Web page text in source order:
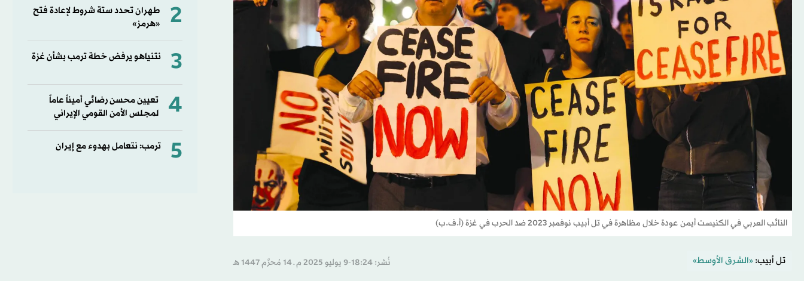
النائب العربي في الكنيست أيمن عودة خلال مظاهرة في تل أبيب نوفمبر 2023 ضد الحرب في غزة (أ.ف.ب)
تل أبيب: «الشرق الأوسط» نُشر: 18:24-9 يوليو 2025 م ـ 14 مُحرَّم 1447 هـ
2
طهران تحدد ستة شروط لإعادة فتح
«هرمز»
3 نتنياهو يرفض خطة ترمب بشأن غزة
4
تعيين محسن رضائي أميناً عاماً
لمجلس الأمن القومي الإيراني
5 ترمب: نتعامل بهدوء مع إيران